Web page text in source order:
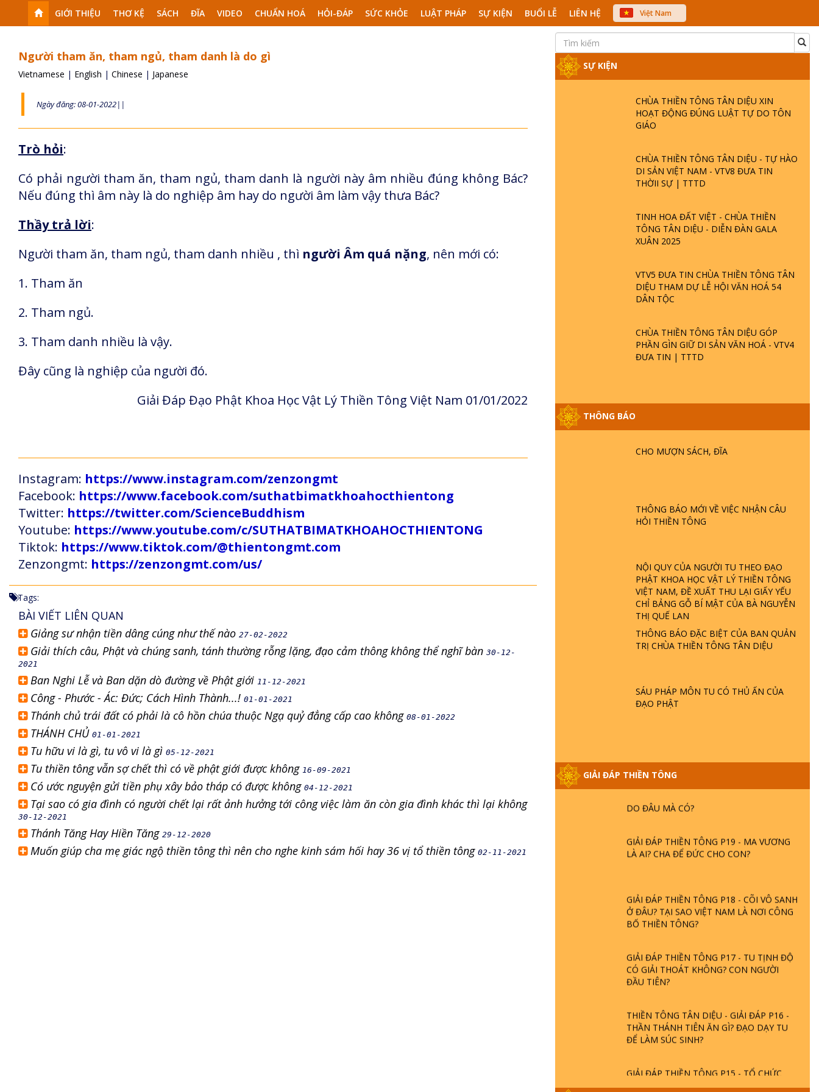
GIỚI THIỆU THƠ KỆ SÁCH ĐĨA VIDEO CHUẨN HOÁ HỎI-ĐÁP SỨC KHỎE LUẬT PHÁP SỰ KIỆN BUỔI LỄ LIÊN HỆ
Việt Nam
中文
Người tham ăn, tham ngủ, tham danh là do gì
Vietnamese | English | Chinese | Japanese
Ngày đăng: 08-01-2022||
Trò hỏi:
Có phải người tham ăn, tham ngủ, tham danh là người này âm nhiều đúng không Bác?
Nếu đúng thì âm này là do nghiệp âm hay do người âm làm vậy thưa Bác?
Thầy trả lời:
Người tham ăn, tham ngủ, tham danh nhiều , thì người Âm quá nặng, nên mới có:
1. Tham ăn
2. Tham ngủ.
3. Tham danh nhiều là vậy.
Đây cũng là nghiệp của người đó.
Giải Đáp Đạo Phật Khoa Học Vật Lý Thiền Tông Việt Nam 01/01/2022
Instagram: https://www.instagram.com/zenzongmt
Facebook: https://www.facebook.com/suthatbimatkhoahocthientong
Twitter: https://twitter.com/ScienceBuddhism
Youtube: https://www.youtube.com/c/SUTHATBIMATKHOAHOCTHIENTONG
Tiktok: https://www.tiktok.com/@thientongmt.com
Zenzongmt: https://zenzongmt.com/us/
Tags:
BÀI VIẾT LIÊN QUAN
Giảng sư nhận tiền dâng cúng như thế nào 27-02-2022
Giải thích câu, Phật và chúng sanh, tánh thường rỗng lặng, đạo cảm thông không thể nghĩ bàn 30-12-
2021
Ban Nghi Lễ và Ban dặn dò đường về Phật giới 11-12-2021
Công - Phước - Ác: Đức; Cách Hình Thành...! 01-01-2021
Thánh chủ trái đất có phải là cô hồn chúa thuộc Ngạ quỷ đẳng cấp cao không 08-01-2022
THÁNH CHỦ 01-01-2021
Tu hữu vi là gì, tu vô vi là gì 05-12-2021
Tu thiền tông vẫn sợ chết thì có về phật giới được không 16-09-2021
Có ước nguyện gửi tiền phụ xây bảo tháp có được không 04-12-2021
Tại sao có gia đình có người chết lại rất ảnh hưởng tới công việc làm ăn còn gia đình khác thì lại không
30-12-2021
Thánh Tăng Hay Hiền Tăng 29-12-2020
Muốn giúp cha mẹ giác ngộ thiền tông thì nên cho nghe kinh sám hối hay 36 vị tổ thiền tông 02-11-2021
SỰ KIỆN
CHÙA THIỀN TÔNG TÂN DIỆU XIN
HOẠT ĐỘNG ĐÚNG LUẬT TỰ DO TÔN
GIÁO
CHÙA THIỀN TÔNG TÂN DIỆU - TỰ HÀO
DI SẢN VIỆT NAM - VTV8 ĐƯA TIN
THỜII SỰ | TTTD
TINH HOA ĐẤT VIỆT - CHÙA THIỀN
TÔNG TÂN DIỆU - DIỄN ĐÀN GALA
XUÂN 2025
VTV5 ĐƯA TIN CHÙA THIỀN TÔNG TÂN
DIỆU THAM DỰ LỄ HỘI VĂN HOÁ 54
DÂN TỘC
CHÙA THIỀN TÔNG TÂN DIỆU GÓP
PHẦN GÌN GIỮ DI SẢN VĂN HOÁ - VTV4
ĐƯA TIN | TTTD
THÔNG BÁO
CHO MƯỢN SÁCH, ĐĨA
THÔNG BÁO MỚI VỀ VIỆC NHẬN CÂU
HỎI THIỀN TÔNG
NỘI QUY CỦA NGƯỜI TU THEO ĐẠO
PHẬT KHOA HỌC VẬT LÝ THIỀN TÔNG
VIỆT NAM, ĐỀ XUẤT THU LẠI GIẤY YẾU
CHỈ BẢNG GỖ BÍ MẬT CỦA BÀ NGUYỄN
THỊ QUẾ LAN
THÔNG BÁO ĐẶC BIỆT CỦA BAN QUẢN
TRỊ CHÙA THIỀN TÔNG TÂN DIỆU
SÁU PHÁP MÔN TU CÓ THỦ ẤN CỦA
ĐẠO PHẬT
GIẢI ĐÁP THIỀN TÔNG
GIẢI ĐÁP ĐẶC BIỆT P25 - SUỐT 49 NĂM
HỘI GÌ? TỬ VÌ ĐẠO
PHẬT GIỚI CÓ THỜI GIAN KHÔNG? |
TTTD
LÀ AI? QUỶ SA TĂNG? | TTTD
GIẢI ĐÁP THIỀN TÔNG ĐẶC BIỆT P22 - TẠI
SAO TRÁI ĐẤT NHIỀU THIÊN TAI - LŨ LỤT
- HỎA HOẠN | TTTD
HOA SEN ? | TTTD
GIẢI ĐÁP THIỀN TÔNG ĐẶC BIỆT PHẦN 20
- BÁC NGUYỄN NHÂN LÀ AI? PHIỀN NÃO
DO ĐÂU MÀ CÓ?
GIẢI ĐÁP THIỀN TÔNG P19 - MA VƯƠNG
LÀ AI? CHA ĐỂ ĐỨC CHO CON?
GIẢI ĐÁP THIỀN TÔNG P18 - CÕI VÔ SANH
Ở ĐÂU? TẠI SAO VIỆT NAM LÀ NƠI CÔNG
BỐ THIỀN TÔNG?
GIẢI ĐÁP THIỀN TÔNG P17 - TU TỊNH ĐỘ
CÓ GIẢI THOÁT KHÔNG? CON NGƯỜI
ĐẦU TIÊN?
THIỀN TÔNG TÂN DIỆU - GIẢI ĐÁP P16 -
THẦN THÁNH TIÊN ĂN GÌ? ĐẠO DẠY TU
ĐỂ LÀM SÚC SINH?
GIẢI ĐÁP THIỀN TÔNG P15 - TỔ CHỨC
LOÀI CÔ HỒN - GIÁO LÝ ĐẠO PHẬT KHI